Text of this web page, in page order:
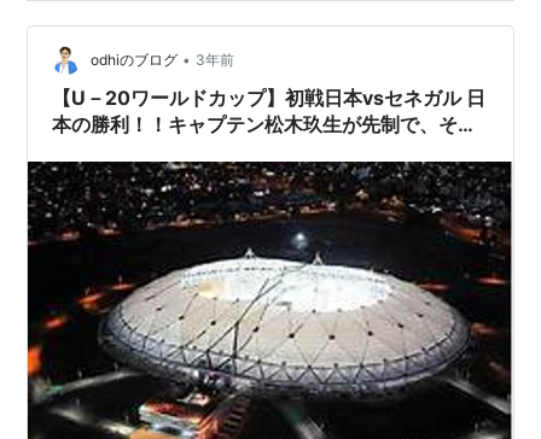
odhiのブログ • 3年前
【U－20ワールドカップ】初戦日本vsセネガル 日
本の勝利！！キャプテン松木玖生が先制で、その